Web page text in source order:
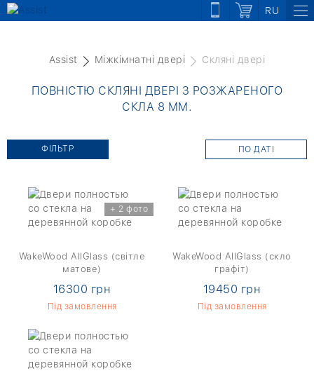
RU
Assist Міжкімнатні двері Скляні двері
ПОВНІСТЮ СКЛЯНІ ДВЕРІ З РОЗЖАРЕНОГО
СКЛА 8 ММ.
ФІЛЬТР ПО ДАТІ
+ 2 фото
WakeWood AllGlass (світле
матове)
16300 грн
Під замовлення
WakeWood AllGlass (скло
графіт)
19450 грн
Під замовлення